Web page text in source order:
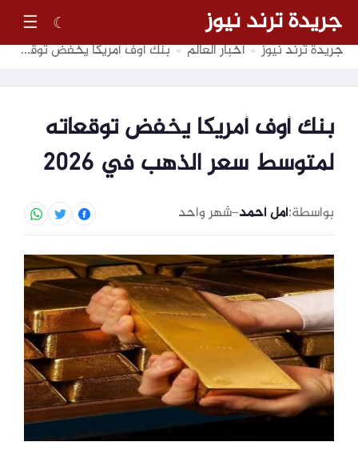
جريدة ترند نيوز ☾
☰
جريدة ترند نيوز » أخبار العالم » بنك أوف أمريكا يخفض توقعاته لمتوسط سعر الذهب في 2026
بنك أوف أمريكا يخفض توقعاته
لمتوسط سعر الذهب في 2026
بواسطة:أمل أحمد–شهر واحد